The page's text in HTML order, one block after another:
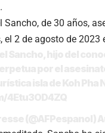
Sancho, de 30 años,
el 2 de agosto de